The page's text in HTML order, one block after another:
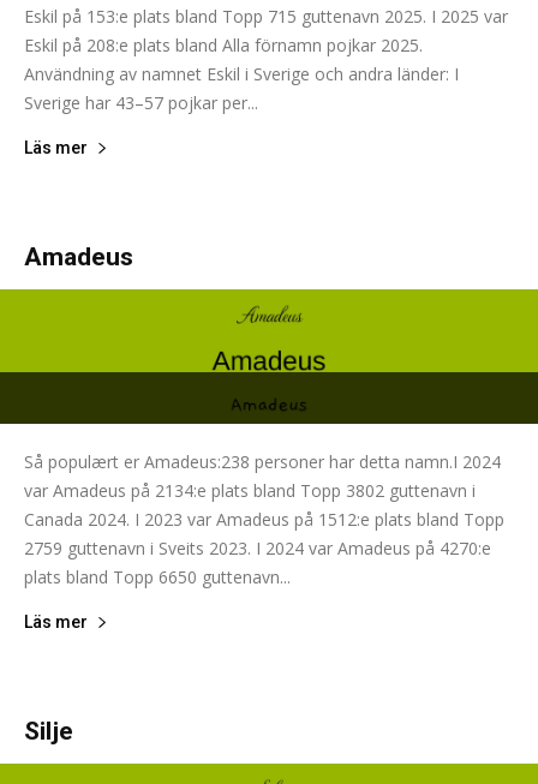
Eskil på 153:e plats bland Topp 715 guttenavn 2025. I 2025 var
Eskil på 208:e plats bland Alla förnamn pojkar 2025.
Användning av namnet Eskil i Sverige och andra länder: I
Sverige har 43–57 pojkar per...
Läs mer
Amadeus
Så populært er Amadeus:238 personer har detta namn.I 2024
var Amadeus på 2134:e plats bland Topp 3802 guttenavn i
Canada 2024. I 2023 var Amadeus på 1512:e plats bland Topp
2759 guttenavn i Sveits 2023. I 2024 var Amadeus på 4270:e
plats bland Topp 6650 guttenavn...
Läs mer
Silje